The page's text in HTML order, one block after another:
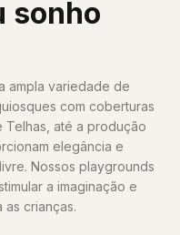
sonho
ampla variedade de
com coberturas
Telhas, até a produção
elegância e
Nossos playgrounds
a imaginação e
crianças.